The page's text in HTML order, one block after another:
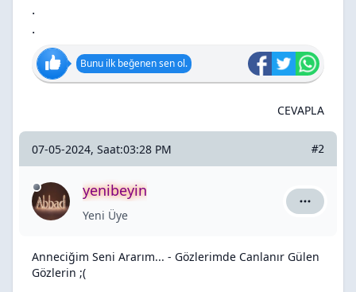
.
.
Bunu ilk beğenen sen ol.
CEVAPLA
07-05-2024, Saat:03:28 PM #2
yenibeyin
Yeni Üye
Anneciğim Seni Ararım... - Gözlerimde Canlanır Gülen
Gözlerin ;(